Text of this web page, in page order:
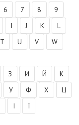
6 7 8
9
I J K
L
T U V
W
З И Й
К
У Ф Х
Ц
І Ї